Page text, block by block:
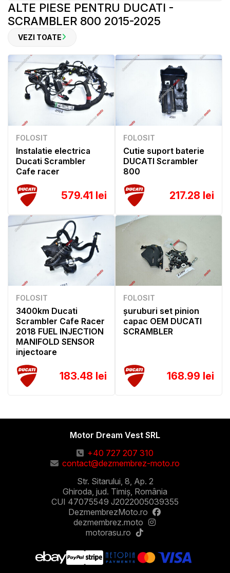
ALTE PIESE PENTRU DUCATI -
SCRAMBLER 800 2015-2025
VEZI TOATE
FOLOSIT
Instalatie electrica
Ducati Scrambler
Cafe racer
579.41 lei
FOLOSIT
Cutie suport baterie
DUCATI Scrambler
800
217.28 lei
FOLOSIT
3400km Ducati
Scrambler Cafe Racer
2018 FUEL INJECTION
MANIFOLD SENSOR
injectoare
183.48 lei
FOLOSIT
șuruburi set pinion
capac OEM DUCATI
SCRAMBLER
168.99 lei
Motor Dream Vest SRL
+40 727 207 310
contact@dezmembrez-moto.ro
Str. Sitarului, 8, Ap. 2
Ghiroda, jud. Timiș, România
CUI 47075549 J2022005039355
DezmembrezMoto.ro
dezmembrez.moto
motorasu.ro